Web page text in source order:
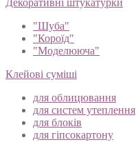
Декоративні штукатурки
"Шуба"
"Короїд"
"Моделююча"
Клейові суміші
для облицювання
для систем утеплення
для блоків
для гіпсокартону